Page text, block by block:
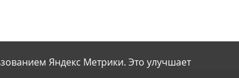
Яндекс Метрики. Это улучшает